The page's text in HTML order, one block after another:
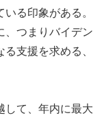
る印象がある。
、つまりバイデン
支援を求める、
して、年内に最大